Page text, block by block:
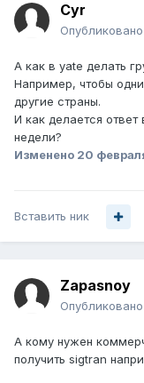
Cyr
Опубликовано
А как в yate делать
Например, чтобы
другие страны.
И как делается
недели?
Изменено 20
Вставить ник
Zapasnoy
Опубликовано
А кому нужен
получить sigtran